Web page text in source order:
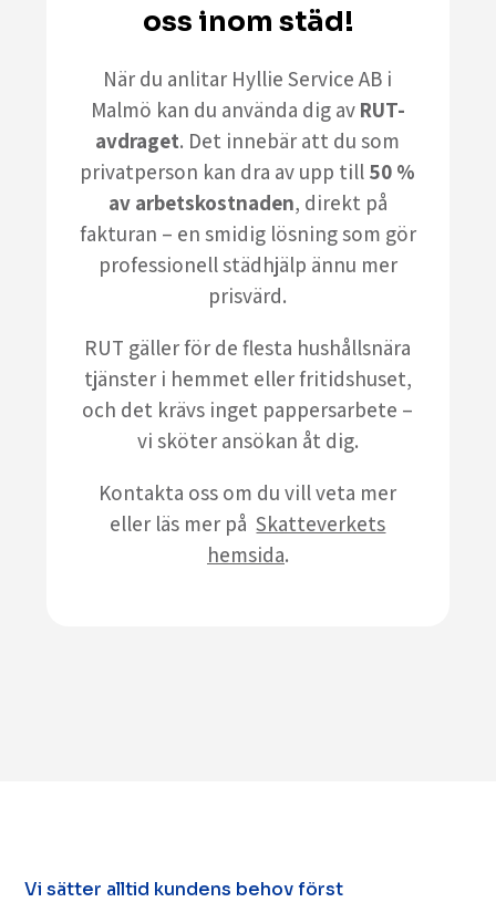
oss inom städ!
När du anlitar Hyllie Service AB i
Malmö kan du använda dig av RUT-
avdraget. Det innebär att du som
privatperson kan dra av upp till 50 %
av arbetskostnaden, direkt på
fakturan – en smidig lösning som gör
professionell städhjälp ännu mer
prisvärd.
RUT gäller för de flesta hushållsnära
tjänster i hemmet eller fritidshuset,
och det krävs inget pappersarbete –
vi sköter ansökan åt dig.
Kontakta oss om du vill veta mer
eller läs mer påSkatteverkets
hemsida.
Vi sätter alltid kundens behov först